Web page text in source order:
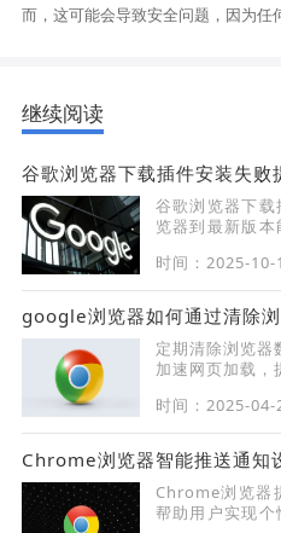
而，这可能会导致安全问题，因为任
继续阅读
谷歌浏览器下载插件安装失败
谷歌浏览器下
览器到最新版
时间：2025-10-
google浏览器如何通过清除
定期清除浏览
加速网页加载，
时间：2025-04-
Chrome浏览器智能推送通知
Chrome浏览器
帮助用户实现个